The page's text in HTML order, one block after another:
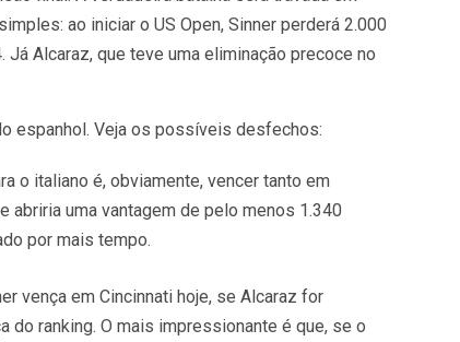
ao iniciar o US Open, Sinner perderá 2.000
Alcaraz, que teve uma eliminação precoce no
espanhol. Veja os possíveis desfechos:
o italiano é, obviamente, vencer tanto em
abriria uma vantagem de pelo menos 1.340
por mais tempo.
vença em Cincinnati hoje, se Alcaraz for
do ranking. O mais impressionante é que, se o